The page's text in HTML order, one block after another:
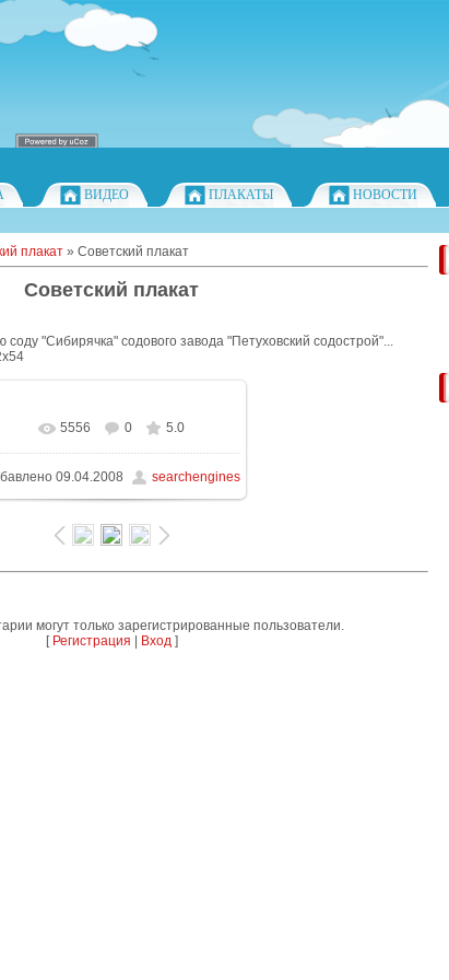
ВИДЕО ПЛАКАТЫ НОВОСТИ
плакат » Советский плакат
Советский плакат
"Сибирячка" содового завода "Петуховский содострой"...
5556 0 5.0
09.04.2008 searchengines
могут только зарегистрированные пользователи.
[ Регистрация Вход]